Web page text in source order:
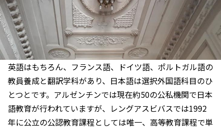
英語はもちろん、フランス語、ドイツ語、ポルトガル語の
教員養成と翻訳学科があり、日本語は選択外国語科目のひ
とつとです。アルゼンチンでは現在約50の公私機関で日本
語教育が行われていますが、レングアスビバスでは1992
年に公立の公認教育課程としては唯一、高等教育課程で単